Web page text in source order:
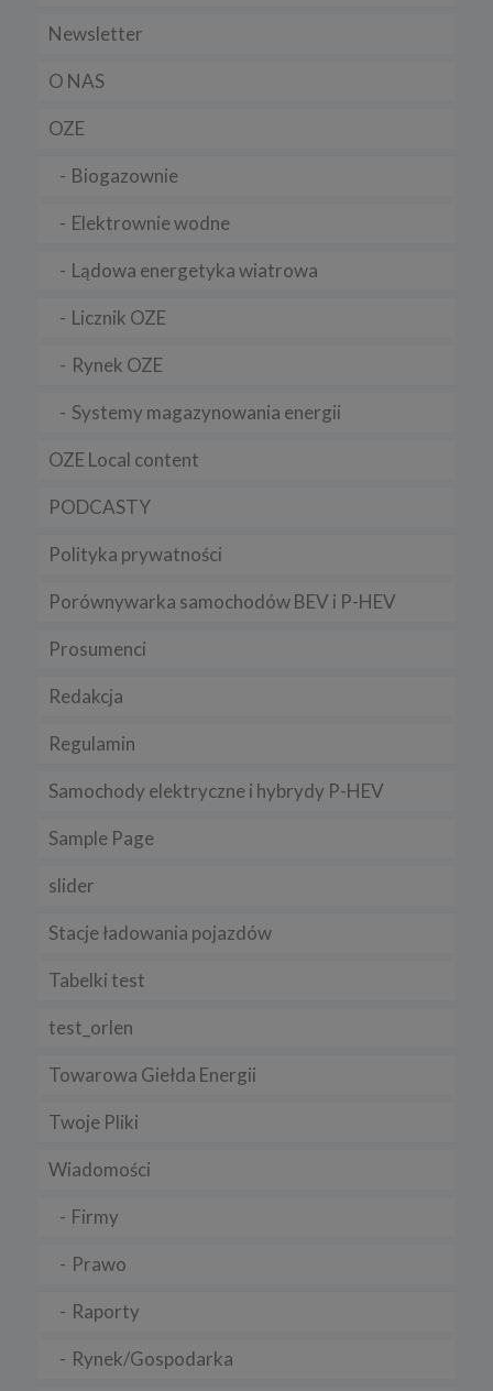
Newsletter
O NAS
OZE
Biogazownie
Elektrownie wodne
Lądowa energetyka wiatrowa
Licznik OZE
Rynek OZE
Systemy magazynowania energii
OZE Local content
PODCASTY
Polityka prywatności
Porównywarka samochodów BEV i P-HEV
Prosumenci
Redakcja
Regulamin
Samochody elektryczne i hybrydy P-HEV
Sample Page
slider
Stacje ładowania pojazdów
Tabelki test
test_orlen
Towarowa Giełda Energii
Twoje Pliki
Wiadomości
Firmy
Prawo
Raporty
Rynek/Gospodarka